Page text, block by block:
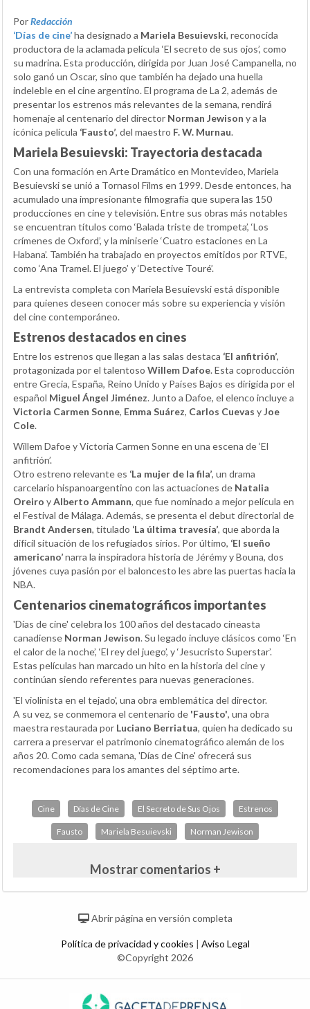
PorRedacción
‘Días de cine’ha designado a Mariela Besuievski, reconocida
productora de la aclamada película ‘El secreto de sus ojos’, como
su madrina. Esta producción, dirigida por Juan José Campanella, no
solo ganó un Oscar, sino que también ha dejado una huella
indeleble en el cine argentino. El programa de La 2, además de
presentar los estrenos más relevantes de la semana, rendirá
homenaje al centenario del director Norman Jewison y a la
icónica película ‘Fausto’, del maestro F. W. Murnau.
Mariela Besuievski: Trayectoria destacada
Con una formación en Arte Dramático en Montevideo, Mariela
Besuievski se unió a Tornasol Films en 1999. Desde entonces, ha
acumulado una impresionante filmografía que supera las 150
producciones en cine y televisión. Entre sus obras más notables
se encuentran títulos como ‘Balada triste de trompeta’, ‘Los
crímenes de Oxford’, y la miniserie ‘Cuatro estaciones en La
Habana’. También ha trabajado en proyectos emitidos por RTVE,
como ‘Ana Tramel. El juego’ y ‘Detective Touré’.
La entrevista completa con Mariela Besuievski está disponible
para quienes deseen conocer más sobre su experiencia y visión
del cine contemporáneo.
Estrenos destacados en cines
Entre los estrenos que llegan a las salas destaca ‘El anfitrión’,
protagonizada por el talentoso Willem Dafoe. Esta coproducción
entre Grecia, España, Reino Unido y Países Bajos es dirigida por el
español Miguel Ángel Jiménez. Junto a Dafoe, el elenco incluye a
Victoria Carmen Sonne, Emma Suárez, Carlos Cuevas yJoe
Cole.
Willem Dafoe y Victoria Carmen Sonne en una escena de ‘El
anfitrión’.
Otro estreno relevante es ‘La mujer de la fila’, un drama
carcelario hispanoargentino con las actuaciones de Natalia
Oreiro yAlberto Ammann, que fue nominado a mejor película en
el Festival de Málaga. Además, se presenta el debut directorial de
Brandt Andersen, titulado ‘La última travesía’, que aborda la
difícil situación de los refugiados sirios. Por último, ‘El sueño
americano’narra la inspiradora historia de Jérémy y Bouna, dos
jóvenes cuya pasión por el baloncesto les abre las puertas hacia la
NBA.
Centenarios cinematográficos importantes
'Días de cine' celebra los 100 años del destacado cineasta
canadiense Norman Jewison. Su legado incluye clásicos como ‘En
el calor de la noche’, ‘El rey del juego’, y ‘Jesucristo Superstar’.
Estas películas han marcado un hito en la historia del cine y
continúan siendo referentes para nuevas generaciones.
'El violinista en el tejado', una obra emblemática del director.
A su vez, se conmemora el centenario de 'Fausto', una obra
maestra restaurada por Luciano Berriatua, quien ha dedicado su
carrera a preservar el patrimonio cinematográfico alemán de los
años 20. Como cada semana, 'Días de Cine' ofrecerá sus
recomendaciones para los amantes del séptimo arte.
Cine Días de Cine El Secreto de Sus Ojos Estrenos
Fausto Mariela Besuievski Norman Jewison
Mostrar comentarios +
Abrir página en versión completa
Política de privacidad y cookies | Aviso Legal
©Copyright 2026